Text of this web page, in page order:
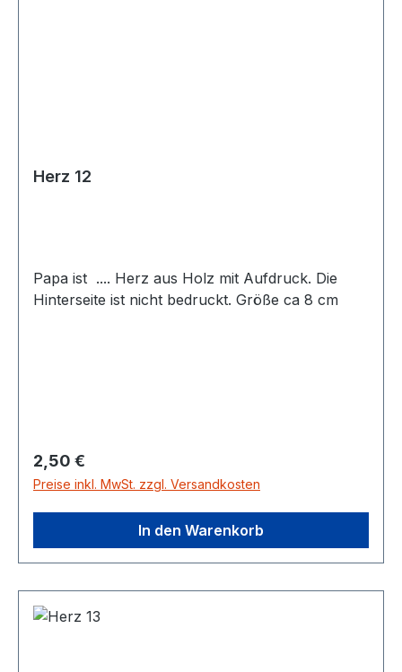
Herz 12
Papa ist .... Herz aus Holz mit Aufdruck. Die
Hinterseite ist nicht bedruckt. Größe ca 8 cm
Regulärer Preis:
2,50 €
Preise inkl. MwSt. zzgl. Versandkosten
In den Warenkorb